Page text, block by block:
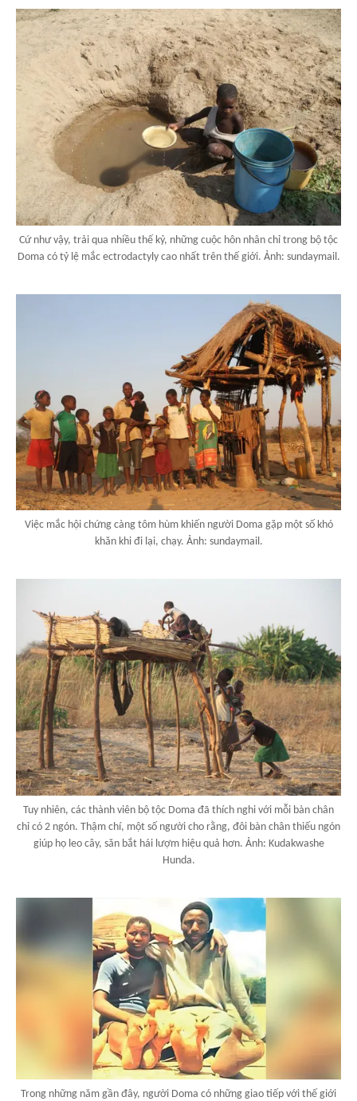
Cứ như vậy, trải qua nhiều thế kỷ, những cuộc hôn nhân chỉ trong bộ tộc
Doma có tỷ lệ mắc ectrodactyly cao nhất trên thế giới. Ảnh: sundaymail.
Việc mắc hội chứng càng tôm hùm khiến người Doma gặp một số khó
khăn khi đi lại, chạy. Ảnh: sundaymail.
Tuy nhiên, các thành viên bộ tộc Doma đã thích nghi với mỗi bàn chân
chỉ có 2 ngón. Thậm chí, một số người cho rằng, đôi bàn chân thiếu ngón
giúp họ leo cây, săn bắt hái lượm hiệu quả hơn. Ảnh: Kudakwashe
Hunda.
Trong những năm gần đây, người Doma có những giao tiếp với thế giới